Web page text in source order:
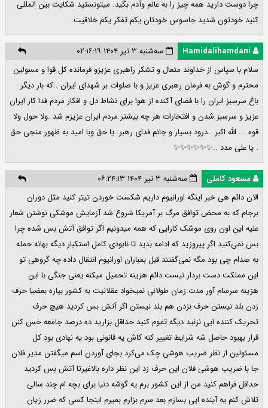
چرا دوست دارید همه چیز را به عالم وآدم بگید. میتونستید شکایت بین المللی
کنید خودتون شدید جاسوس خودتان.یکم تفکر یکم خلاقیت.
سه‌شنبه ۳ تیر ۱۴۰۴ ۰۲:۱۶:۱۹
سلام با سپاس از خداوند متعال و تشکر راهبری عزیزو فرمانده کل قوا و مسولین
محترم و گوش به فرمان رهبری عزیز و با صلوات بر شهدای ایران ..که بار دیگر
باغ سرسبز ایران را با فضای آکنده از هوا برای نشاط دل و افکار مردم فدا کار ایران
عزیز و سرسبز شدن و افتخارات هر چه بیشتر مردم ایران عزیزم شد .ولا حول ولا
قوه ... الله اکبر . درود بسیار و جانم فدای رهبر .یا حق وبا امید به ظهور منجی حق
. یا علی مدد ..✨️✨️✨️✨️✨️✨️
مسعود کاملی
سه‌شنبه ۳ تیر ۱۴۰۴ ۰۶:۲۴:۱۳
الان دائم هی خبر اینگه اورانیوم داریم شکست خوردن تیتر کنید مثل دوران
برجام که به محض توافق مرگ بر آمریکا شروع شد آزمایش موشکی نوشتن شعار
علیه این اون روی موشک کارایی که همه میدونیم اگر توافق آتش بس شده چرا
بس نمی‌کنید اگر پیروزید که ادامه بدید تا نابودی کامل استکبار دیگه بهانه حمله
به صدام چی بود مگه نمی‌گفتند قبل بمباران اورانیوم انتقال داده چه گروهی تو
این مملکت دست بردار نیست دائم هزینه تحمیل میکنه یعنی جنگی با این
هزینه سرسام آور مدت زمان طولانی نمیخواد عقلانیت به کشور بیاره بعضیا حرف
زدن بلد نیستن حرف نزدن هم بلد نیستن اگر آتش بس کردید هیچ حرف
تحریک کننده ایی نزنید دیگه تموم کنید حداقل بزارید ده درصد جامعه حس کنن
قرار بهبود حاصل شه شرایط تغییر کنه کاش یه قانونی بود یه نهادی بود کل
مسئولین از نظر ضریب هوشی چک می‌کرد بجای آوردن اسم میگفتن مدیر فلان
جا با ضریب هوشی فلان این حرف زد این نظر داره بالاغیرتا آتش بس کردید
حداقل فراهم کنید من از این کشور برم یه گوشه دنیا برای بچه ام چند سالی
تلاش کنم یه آینده ایی بسازم بعد سرم بزارم بمیرم اینجا کسی که ضرر زیان